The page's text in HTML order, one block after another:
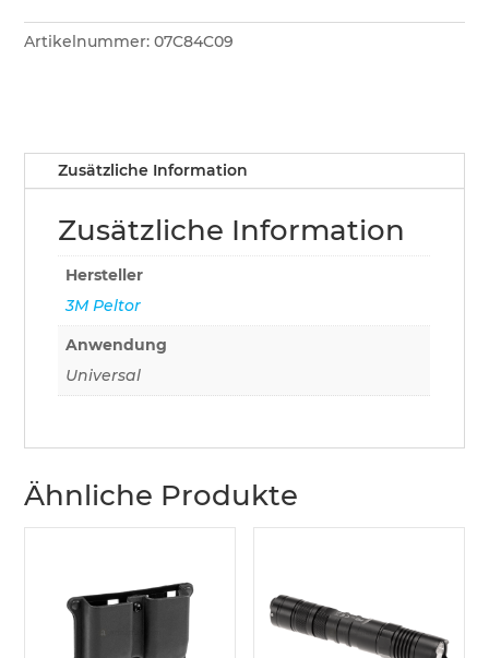
X4A
Kit
Artikelnummer:07C84C09
Zusätzliche Information
Zusätzliche Information
Hersteller
3M Peltor
Anwendung
Universal
Ähnliche Produkte